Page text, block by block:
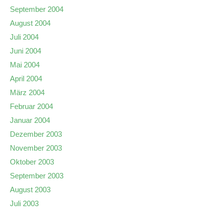
September 2004
August 2004
Juli 2004
Juni 2004
Mai 2004
April 2004
März 2004
Februar 2004
Januar 2004
Dezember 2003
November 2003
Oktober 2003
September 2003
August 2003
Juli 2003